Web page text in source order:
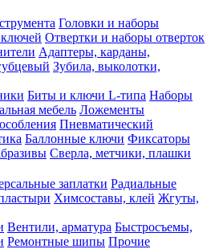
Головки и наборы
Отвертки и наборы отверток
Адаптеры, карданы,
Зубила, выколотки,
Биты и ключи L-типа Наборы
мебель Ложементы
Пневматический
Баллонные ключи Фиксаторы
Сверла, метчики, плашки
заплатки Радиальные
Химсоставы, клей Жгуты,
Вентили, арматура Быстросъемы,
Ремонтные шипы Прочие